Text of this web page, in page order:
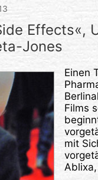
Effects«,
Jones
Einen
Films
mit